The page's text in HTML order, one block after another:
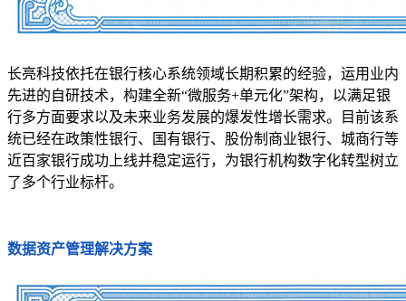
长亮科技依托在银行核心系统领域长期积累的经验，运用业内
先进的自研技术，构建全新“微服务+单元化”架构，以满足银
行多方面要求以及未来业务发展的爆发性增长需求。目前该系
统已经在政策性银行、国有银行、股份制商业银行、城商行等
近百家银行成功上线并稳定运行，为银行机构数字化转型树立
了多个行业标杆。
数据资产管理解决方案